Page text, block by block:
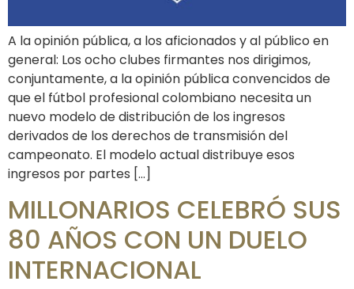
A la opinión pública, a los aficionados y al público en
general: Los ocho clubes firmantes nos dirigimos,
conjuntamente, a la opinión pública convencidos de
que el fútbol profesional colombiano necesita un
nuevo modelo de distribución de los ingresos
derivados de los derechos de transmisión del
campeonato. El modelo actual distribuye esos
ingresos por partes […]
MILLONARIOS CELEBRÓ SUS
80 AÑOS CON UN DUELO
INTERNACIONAL